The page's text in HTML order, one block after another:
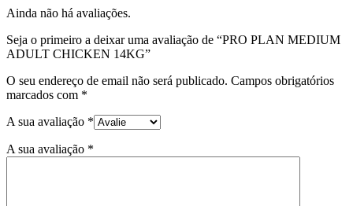
14KG
Ainda não há avaliações.
Seja o primeiro a deixar uma avaliação de “PRO PLAN MEDIUM
ADULT CHICKEN 14KG”
O seu endereço de email não será publicado. Campos obrigatórios
marcados com *
A sua avaliação *
A sua avaliação *